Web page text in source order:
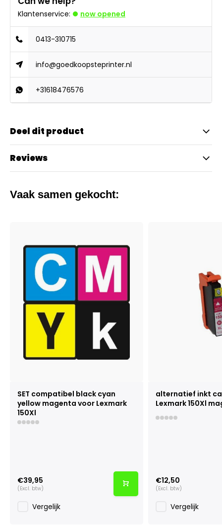
Klantenservice: now opened
0413-310715
info@goedkoopsteprinter.nl
+31618476576
Deel dit product
Reviews
Vaak samen gekocht:
SET compatibel black cyan
yellow magenta voor Lexmark
150Xl
€39,95
(Excl. btw)
Vergelijk
alternatief inkt
Lexmark 150Xl
€12,50
(Excl. btw)
Vergelijk